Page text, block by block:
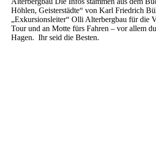
Höhlen, Geisterstädte“ von Karl Friedrich
„Exkursionsleiter“ Olli Alterbergbau für die
Tour und an Motte fürs Fahren – vor allem
Hagen. Ihr seid die Besten.